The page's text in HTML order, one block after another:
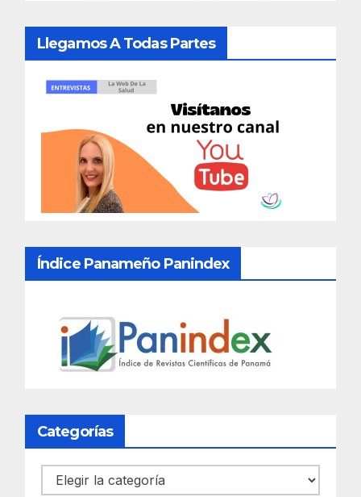
Llegamos A Todas Partes
Índice Panameño Panindex
Categorías
Categorías